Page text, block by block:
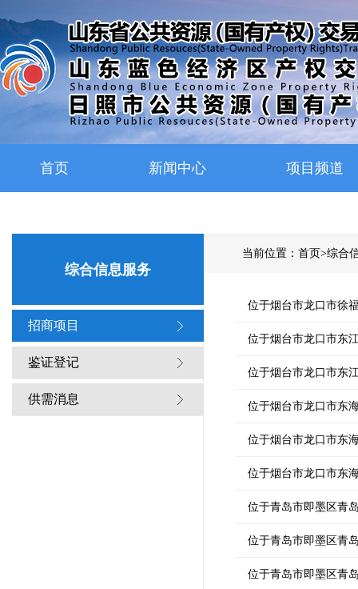
首页 新闻中心 项目频道
综合信息服务
招商项目
鉴证登记
供需消息
当前位置： 首页>综合
位于烟台市龙口市徐
位于烟台市龙口市东
位于烟台市龙口市东
位于烟台市龙口市东
位于烟台市龙口市东
位于烟台市龙口市东
位于青岛市即墨区青
位于青岛市即墨区青
位于青岛市即墨区青